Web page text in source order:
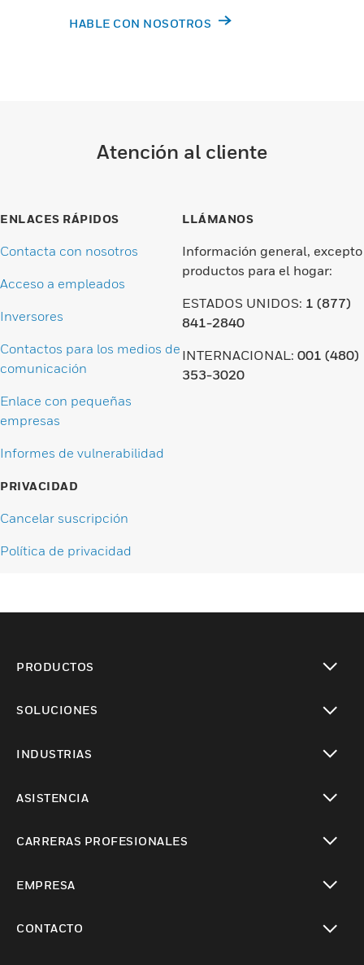
HABLE CON NOSOTROS
Atención al cliente
ENLACES RÁPIDOS
Contacta con nosotros
Acceso a empleados
Inversores
Contactos para los medios de
comunicación
Enlace con pequeñas
empresas
Informes de vulnerabilidad
LLÁMANOS
Información general, excepto
productos para el hogar:
ESTADOS UNIDOS: 1 (877)
841-2840
INTERNACIONAL: 001 (480)
353-3020
PRIVACIDAD
Cancelar suscripción
Política de privacidad
PRODUCTOS
SOLUCIONES
INDUSTRIAS
ASISTENCIA
CARRERAS PROFESIONALES
EMPRESA
CONTACTO